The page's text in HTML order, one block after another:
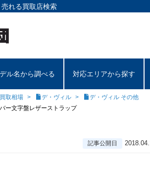
れる買取店検索
ル名から調べる 対応エリアから探す
取相場 デ・ヴィル
デ・ヴィル その他
ー文字盤レザーストラップ
記事公開日